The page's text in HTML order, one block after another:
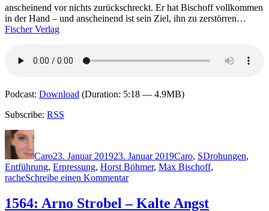
anscheinend vor nichts zurückschreckt. Er hat Bischoff vollkommen
in der Hand – und anscheinend ist sein Ziel, ihn zu zerstörren…
Fischer Verlag
Podcast: Download (Duration: 5:18 — 4.9MB)
Subscribe: RSS
Autor
Caro23. Januar 201923. Januar 2019Caro, SDrohungen,
Entführung, Erpressung, Horst Böhmer, Max Bischoff,
racheSchreibe einen Kommentarzu
Arno
1564: Arno Strobel – Kalte Angst